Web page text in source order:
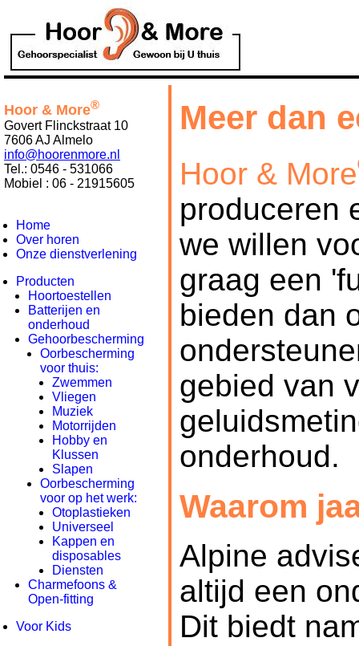
Hoor & More®
Govert Flinckstraat 10
7606 AJ Almelo
info@hoorenmore.nl
Tel.: 0546 - 531066
Mobiel : 06 - 21915605
Home
Over horen
Onze dienstverlening
Producten
Hoortoestellen
Batterijen en
onderhoud
Gehoorbescherming
Oorbescherming
voor thuis:
Zwemmen
Vliegen
Muziek
Motorrijden
Hobby en
Klussen
Slapen
Oorbescherming
voor op het werk:
Otoplastieken
Universeel
Kappen en
disposables
Diensten
Charmefoons &
Open-fitting
Voor Kids
Meer dan
Hoor & More
produceren
we willen
graag een
bieden dan
gebied van
onderhoud.
Waarom
Alpine
altijd een
Dit biedt